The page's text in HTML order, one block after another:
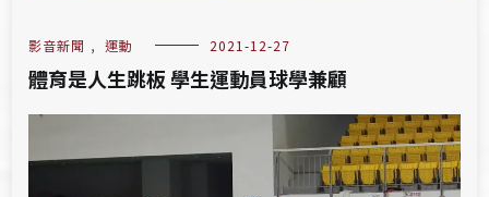
影音新聞 , 運動 2021-12-27
體育是人生跳板 學生運動員球學兼顧